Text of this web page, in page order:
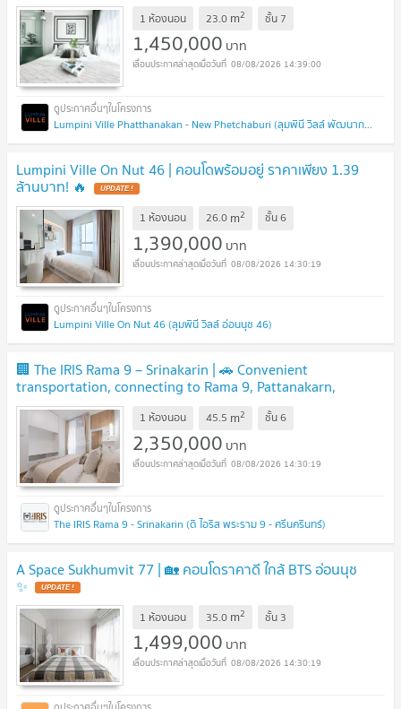
1 ห้องนอน 23.0 m2 ชั้น 7
1,450,000 บาท
08/08/2026 14:39:00
Lumpini Ville Phatthanakan - New Phetchaburi (ลุมพินี วิลล์ พัฒนาการ - เพชรบุรีตัดใหม่)
Lumpini Ville On Nut 46 | คอนโดพร้อมอยู่ ราคาเพียง 1.39
ล้านบาท! 🔥 UPDATE !
1 ห้องนอน 26.0 m2 ชั้น6
1,390,000 บาท
08/08/2026 14:30:19
Lumpini Ville On Nut 46 (ลุมพินี วิลล์ อ่อนนุช 46)
🏢 The IRIS Rama 9 – Srinakarin | 🚗 Convenient
transportation, connecting to Rama 9, Pattanakarn,
Srinakarin, and the Motorway.
1 ห้องนอน 45.5 m2 ชั้น6
2,350,000 บาท
08/08/2026 14:30:19
The IRIS Rama 9 - Srinakarin (ดิ ไอริส พระราม 9 - ศรีนครินทร์)
A Space Sukhumvit 77 | 🏡 คอนโดราคาดี ใกล้ BTS อ่อนนุช
✨ UPDATE !
1 ห้องนอน 35.0 m2 ชั้น 3
1,499,000 บาท
08/08/2026 14:30:19